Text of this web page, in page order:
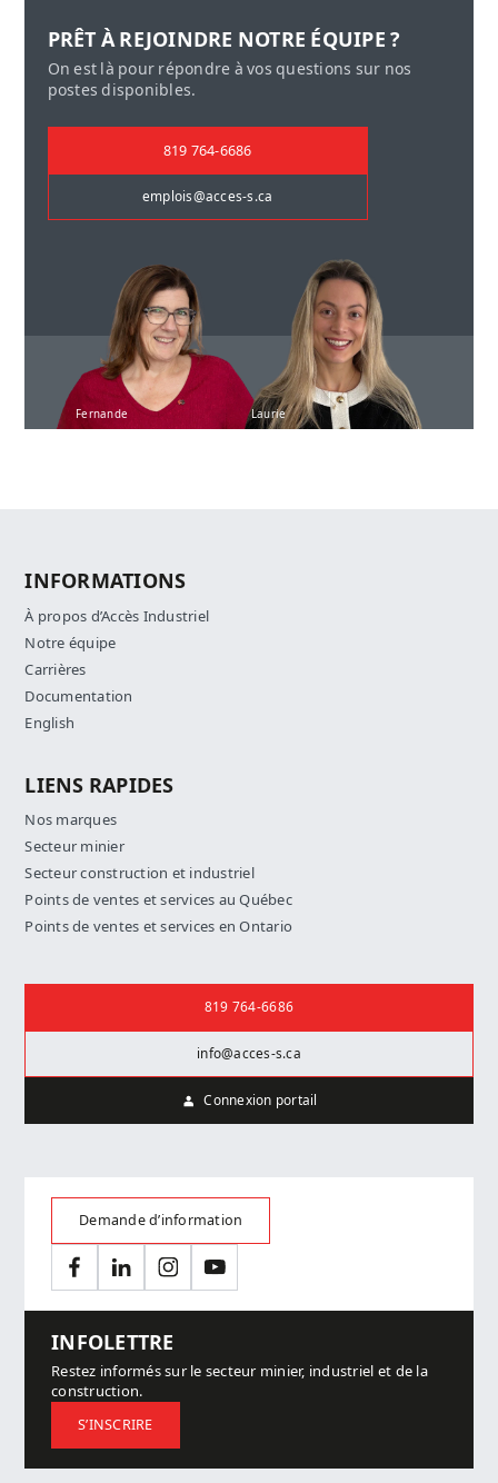
PRÊT À REJOINDRE NOTRE ÉQUIPE ?
On est là pour répondre à vos questions sur nos
postes disponibles.
819 764-6686
emplois@acces-s.ca
Fernande Laurie
INFORMATIONS
À propos d’Accès Industriel
Notre équipe
Carrières
Documentation
English
LIENS RAPIDES
Nos marques
Secteur minier
Secteur construction et industriel
Points de ventes et services au Québec
Points de ventes et services en Ontario
819 764-6686
info@acces-s.ca
Connexion portail
Demande d’information
FacebookLinkedInInstagramYouTube
INFOLETTRE
Restez informés sur le secteur minier, industriel et de la
construction.
S’INSCRIRE